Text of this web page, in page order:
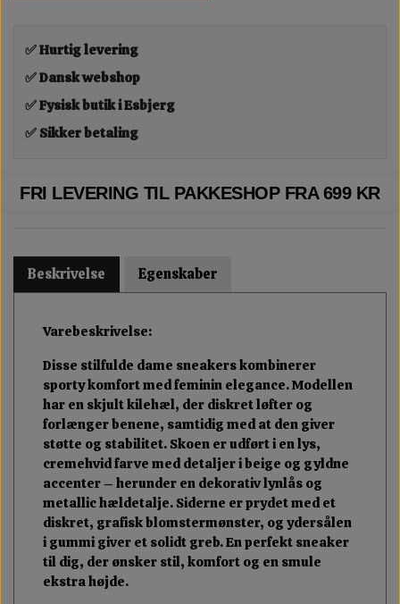
✅ Hurtig levering
✅ Dansk webshop
✅ Fysisk butik i Esbjerg
✅ Sikker betaling
FRI LEVERING TIL PAKKESHOP FRA 699 KR
Beskrivelse Egenskaber
Varebeskrivelse:
Disse stilfulde dame sneakers kombinerer
sporty komfort med feminin elegance. Modellen
har en skjult kilehæl, der diskret løfter og
forlænger benene, samtidig med at den giver
støtte og stabilitet. Skoen er udført i en lys,
cremehvid farve med detaljer i beige og gyldne
accenter – herunder en dekorativ lynlås og
metallic hældetalje. Siderne er prydet med et
diskret, grafisk blomstermønster, og ydersålen
i gummi giver et solidt greb. En perfekt sneaker
til dig, der ønsker stil, komfort og en smule
ekstra højde.